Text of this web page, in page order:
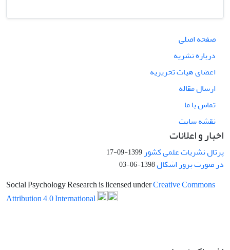
صفحه اصلی
درباره نشریه
اعضای هیات تحریریه
ارسال مقاله
تماس با ما
نقشه سایت
اخبار و اعلانات
پرتال نشریات علمی کشور1399-09-17
در صورت بروز اشکال1398-06-03
Social Psychology Research is licensed underCreative Commons
Attribution 4.0 International